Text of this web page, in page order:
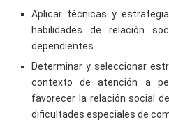
Aplicar técnicas y
habilidades de relación
dependientes.
Determinar y seleccionar
contexto de atención a
favorecer la relación social
dificultades especiales de